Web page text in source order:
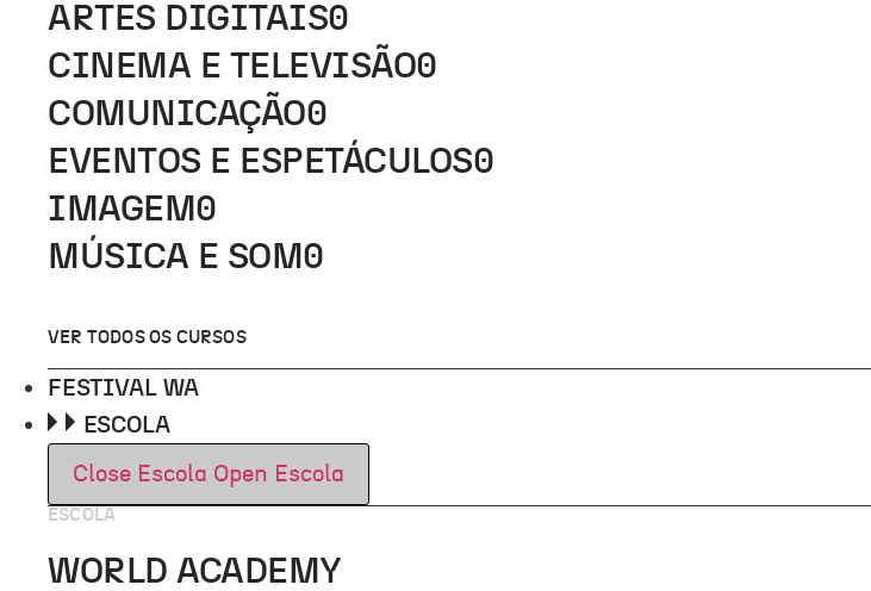
ARTES DIGITAIS0
CINEMA E TELEVISÃO0
COMUNICAÇÃO0
EVENTOS E ESPETÁCULOS0
IMAGEM 0
MÚSICA E SOM 0
VER TODOS OS CURSOS
FESTIVAL WA
ESCOLA
Close Escola Open Escola
ESCOLA
WORLD ACADEMY